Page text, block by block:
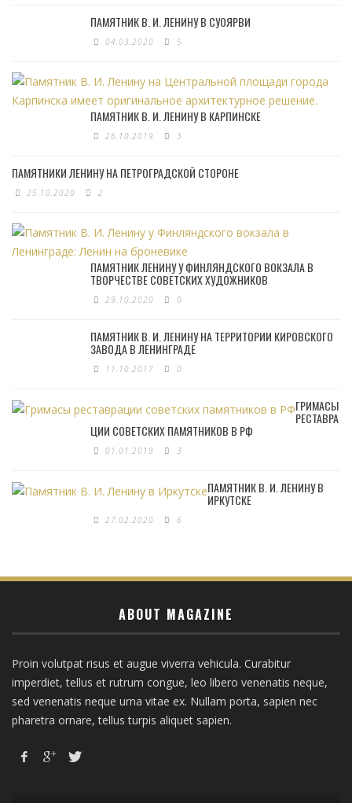
ПАМЯТНИК В. И. ЛЕНИНУ В СУОЯРВИ
04.03.2020 5
ПАМЯТНИК В. И. ЛЕНИНУ В КАРПИНСКЕ
26.10.2019 3
ПАМЯТНИКИ ЛЕНИНУ НА ПЕТРОГРАДСКОЙ СТОРОНЕ
25.10.2020 2
ПАМЯТНИК ЛЕНИНУ У ФИНЛЯНДСКОГО ВОКЗАЛА В
ТВОРЧЕСТВЕ СОВЕТСКИХ ХУДОЖНИКОВ
29.10.2020 0
ПАМЯТНИК В. И. ЛЕНИНУ НА ТЕРРИТОРИИ КИРОВСКОГО
ЗАВОДА В ЛЕНИНГРАДЕ
11.10.2017 0
ГРИМАСЫ
РЕСТАВРА
ЦИИ СОВЕТСКИХ ПАМЯТНИКОВ В РФ
01.01.2019 3
ПАМЯТНИК В. И. ЛЕНИНУ В
ИРКУТСКЕ
27.02.2020 6
ABOUT MAGAZINE
Proin volutpat risus et augue viverra vehicula. Curabitur
imperdiet, tellus et rutrum congue, leo libero venenatis neque,
sed venenatis neque urna vitae ex. Nullam porta, sapien nec
pharetra ornare, tellus turpis aliquet sapien.